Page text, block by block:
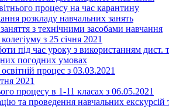
процесу на час карантину
розкладу навчальних занять
з технічними засобами навчання
з 25 січня 2021
під час уроку з використанням дист.
погодних умовах
процес з 03.03.2021
2021
процесу в 1-11 класах з 06.05.2021
та проведення навчальних екскурсій